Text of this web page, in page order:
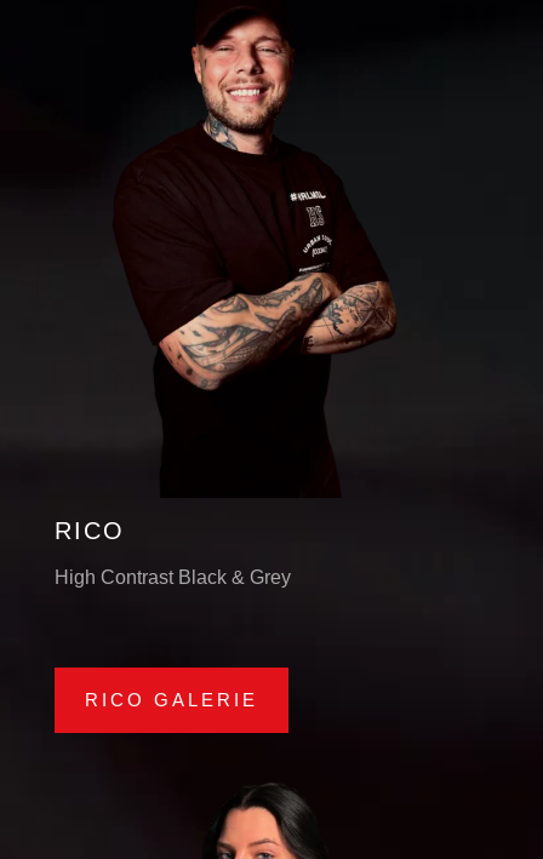
RICO
High Contrast Black & Grey
RICO GALERIE